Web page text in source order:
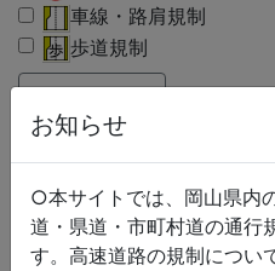
お知らせ
○本サイトでは、岡山県内
道・県道・市町村道の通行
す。高速道路の規制につい
車線・路肩規制
歩道規制
路線種別選択
国道
県道
市町村道